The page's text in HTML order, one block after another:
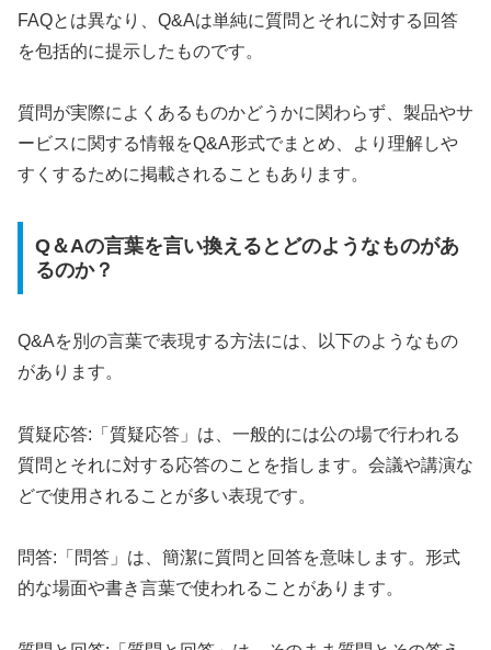
FAQとは異なり、Q&Aは単純に質問とそれに対する回答
を包括的に提示したものです。
質問が実際によくあるものかどうかに関わらず、製品やサ
ービスに関する情報をQ&A形式でまとめ、より理解しや
すくするために掲載されることもあります。
Q＆Aの言葉を言い換えるとどのようなものがあ
るのか？
Q&Aを別の言葉で表現する方法には、以下のようなもの
があります。
質疑応答:「質疑応答」は、一般的には公の場で行われる
質問とそれに対する応答のことを指します。会議や講演な
どで使用されることが多い表現です。
問答:「問答」は、簡潔に質問と回答を意味します。形式
的な場面や書き言葉で使われることがあります。